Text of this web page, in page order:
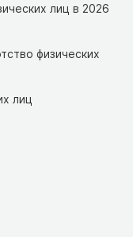
лиц в 2026
физических
лиц